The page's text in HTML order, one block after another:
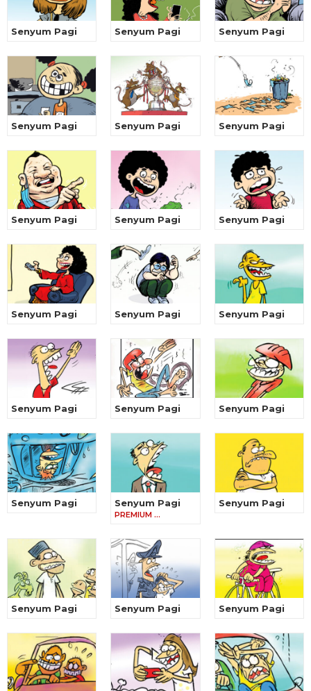
Senyum Pagi Senyum Pagi Senyum Pagi
Senyum Pagi Senyum Pagi Senyum Pagi
Senyum Pagi Senyum Pagi Senyum Pagi
Senyum Pagi Senyum Pagi Senyum Pagi
Senyum Pagi Senyum Pagi Senyum Pagi
Senyum Pagi Senyum Pagi
PREMIUM …
Senyum Pagi
Senyum Pagi Senyum Pagi Senyum Pagi